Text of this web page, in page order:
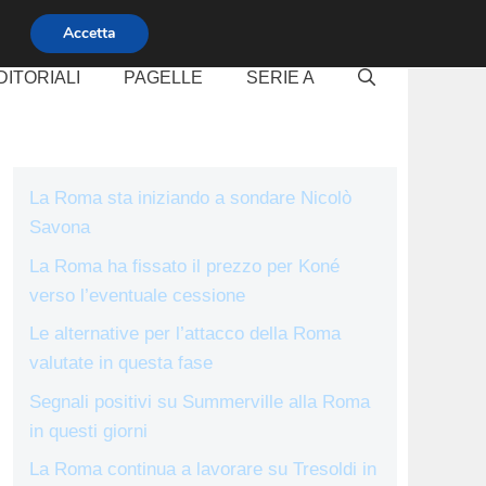
PAGELLE SERIE A
La Roma sta iniziando a sondare Nicolò
Savona
La Roma ha fissato il prezzo per Koné
verso l’eventuale cessione
Le alternative per l’attacco della Roma
valutate in questa fase
Segnali positivi su Summerville alla Roma
in questi giorni
La Roma continua a lavorare su Tresoldi in
Accetta